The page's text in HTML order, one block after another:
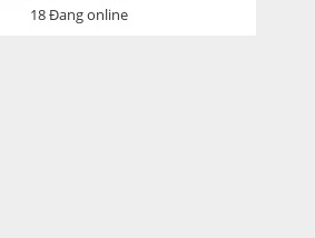
18 Đang online